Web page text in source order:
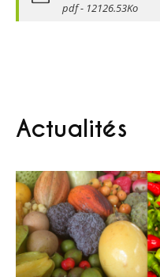
pdf - 12126.53Ko
Actualités